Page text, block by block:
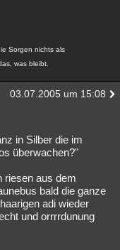
Sorgen nichts als
was bleibt.
03.07.2005 um 15:08
in Silber die im
überwachen?"
riesen aus dem
bald die ganze
adi wieder
und orrrrdunung